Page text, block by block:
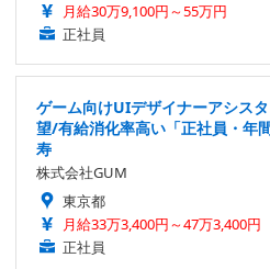
月給30万9,100円～55万円
正社員
ゲーム向けUIデザイナーアシス
望/有給消化率高い「正社員・年
寿
株式会社GUM
東京都
月給33万3,400円～47万3,400円
正社員